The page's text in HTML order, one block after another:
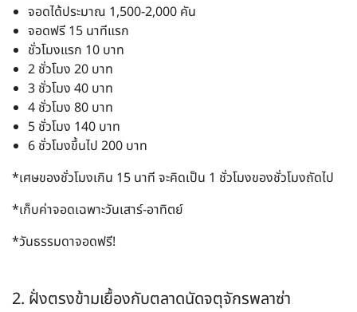
จอดได้ประมาณ 1,500-2,000 คัน
จอดฟรี 15 นาทีแรก
ชั่วโมงแรก 10 บาท
2 ชั่วโมง 20 บาท
3 ชั่วโมง 40 บาท
4 ชั่วโมง 80 บาท
5 ชั่วโมง 140 บาท
6 ชั่วโมงขึ้นไป 200 บาท
*เศษของชั่วโมงเกิน 15 นาที จะคิดเป็น 1 ชั่วโมงของชั่วโมงถัดไป
*เก็บค่าจอดเฉพาะวันเสาร์-อาทิตย์
*วันธรรมดาจอดฟรี!
2. ฝั่งตรงข้ามเยื้องกับตลาดนัดจตุจักรพลาซ่า